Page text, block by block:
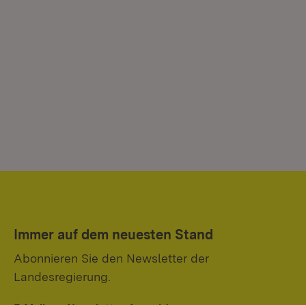
Immer auf dem neuesten Stand
Abonnieren Sie den Newsletter der
Landesregierung.